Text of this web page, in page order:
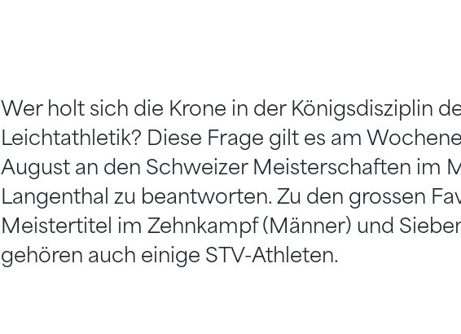
Wer holt sich die Krone in der Königsdisziplin
Leichtathletik? Diese Frage gilt es am
August an den Schweizer Meisterschaften im
Langenthal zu beantworten. Zu den grossen
Meistertitel im Zehnkampf (Männer) und
gehören auch einige STV-Athleten.